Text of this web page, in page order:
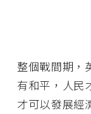
整個戰間期，
有和平，人民
才可以發展經